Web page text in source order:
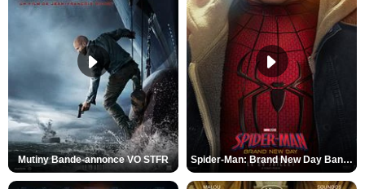
Mutiny Bande-annonce VO STFR Spider-Man: Brand New Day Bande-annonce VO STFR